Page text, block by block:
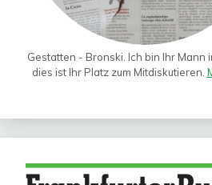
Gestatten - Bronski. Ich bin Ihr Mann
dies ist Ihr Platz zum Mitdiskutieren.